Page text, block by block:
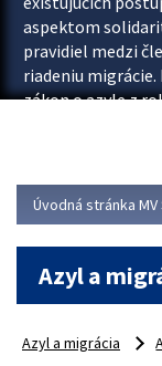
aspektom
pravidiel medzi
riadeniu
zákon o azyle z
vývoj
Úvodná stránka MV
Azyl a
Azyl a migrácia